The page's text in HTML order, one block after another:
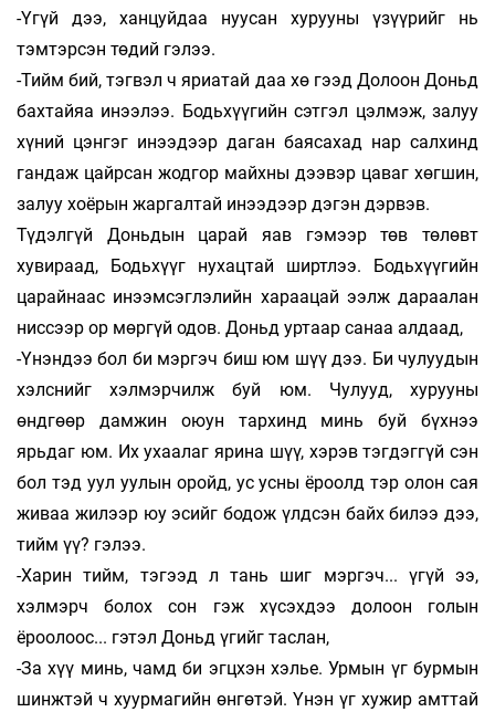
-Үгүй дээ, ханцуйдаа нуусан хурууны үзүүрийг нь
тэмтэрсэн төдий гэлээ.
-Тийм бий, тэгвэл ч яриатай даа хө гээд Долоон Доньд
бахтайяа инээлээ. Бодьхүүгийн сэтгэл цэлмэж, залуу
хүний цэнгэг инээдээр даган баясахад нар салхинд
гандаж цайрсан жодгор майхны дээвэр цаваг хөгшин,
залуу хоёрын жаргалтай инээдээр дэгэн дэрвэв.
Түдэлгүй Доньдын царай яав гэмээр төв төлөвт
хувираад, Бодьхүүг нухацтай ширтлээ. Бодьхүүгийн
царайнаас инээмсэглэлийн хараа­цай ээлж дараалан
ниссээр ор мөргүй одов. Доньд уртаар санаа алдаад,
-Үнэндээ бол би мэргэч биш юм шүү дээ. Би чулуудын
хэлснийг хэлмэрчилж буй юм. Чу­лууд, хурууны
өндгөөр дамжин оюун тар­хинд минь буй бүхнээ
ярьдаг юм. Их ухаалаг ярина шүү, хэрэв тэгдэггүй сэн
бол тэд уул уулын оройд, ус усны ёроолд тэр олон сая
живаа жилээр юу эсийг бодож үлдсэн байх билээ дээ,
тийм үү? гэлээ.
-Харин тийм, тэгээд л тань шиг мэргэч... үгүй ээ,
хэлмэрч болох сон гэж хүсэхдээ долоон голын
ёроолоос... гэтэл Доньд үгийг таслан,
-За хүү минь, чамд би эгцхэн хэлье. Урмын үг бурмын
шинжтэй ч хуурмагийн өнгөтэй. Үнэн үг хужир амттай